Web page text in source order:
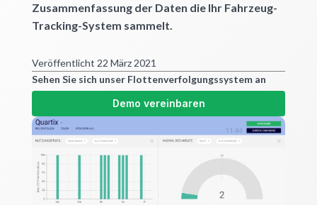
Zusammenfassung der Daten die Ihr Fahrzeug-
Tracking-System sammelt.
Veröffentlicht 22 März 2021
Sehen Sie sich unser Flottenverfolgungssystem an
Demo vereinbaren